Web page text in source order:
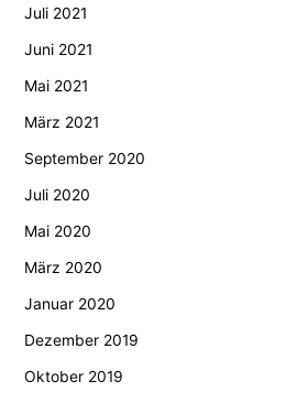
Juli 2021
Juni 2021
Mai 2021
März 2021
September 2020
Juli 2020
Mai 2020
März 2020
Januar 2020
Dezember 2019
Oktober 2019